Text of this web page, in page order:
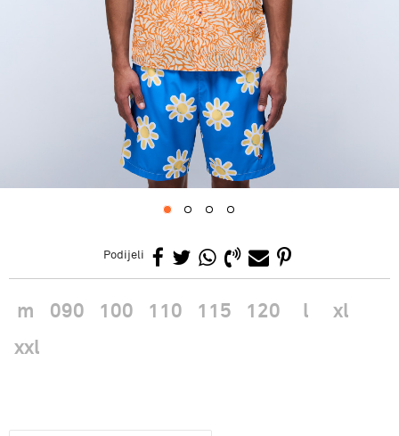
Podijeli
m 090 100 110 115 120 l
xl
xxl